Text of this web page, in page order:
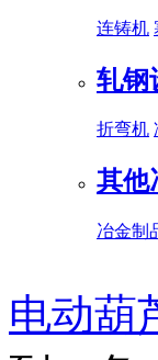
连铸机
轧钢
折弯机
其他
冶金制
电动葫